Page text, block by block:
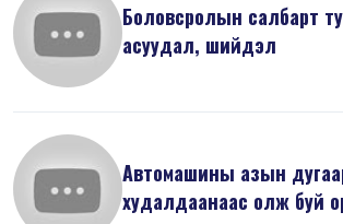
Боловсролын салбарт
асуудал, шийдэл
Автомашины азын
худалдаанаас олж буй